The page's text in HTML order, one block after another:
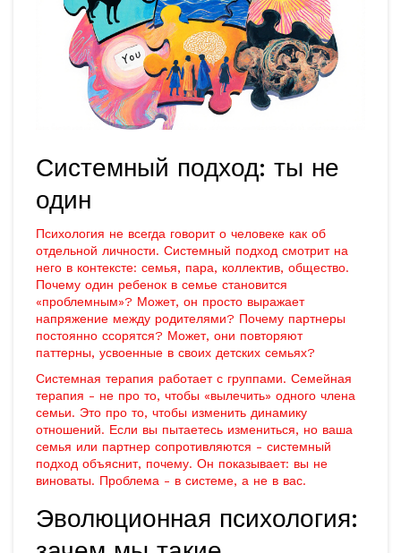
Системный подход: ты не
один
Психология не всегда говорит о человеке как об
отдельной личности. Системный подход смотрит на
него в контексте: семья, пара, коллектив, общество.
Почему один ребенок в семье становится
«проблемным»? Может, он просто выражает
напряжение между родителями? Почему партнеры
постоянно ссорятся? Может, они повторяют
паттерны, усвоенные в своих детских семьях?
Системная терапия работает с группами. Семейная
терапия - не про то, чтобы «вылечить» одного члена
семьи. Это про то, чтобы изменить динамику
отношений. Если вы пытаетесь измениться, но ваша
семья или партнер сопротивляются - системный
подход объяснит, почему. Он показывает: вы не
виноваты. Проблема - в системе, а не в вас.
Эволюционная психология: